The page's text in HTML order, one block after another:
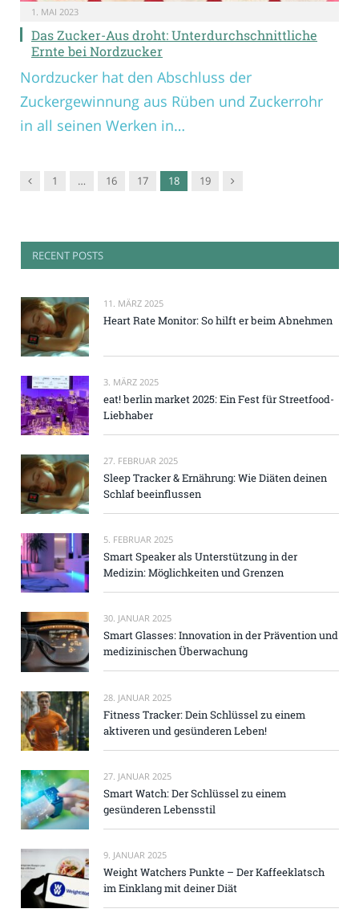
1. MAI 2023
Das Zucker-Aus droht: Unterdurchschnittliche
Ernte bei Nordzucker
Nordzucker hat den Abschluss der
Zuckergewinnung aus Rüben und Zuckerrohr
in all seinen Werken in…
Vorgänger
1 … 16 17 18 19 Nachfolger
RECENT POSTS
11. MÄRZ 2025
Heart Rate Monitor: So hilft er beim Abnehmen
3. MÄRZ 2025
eat! berlin market 2025: Ein Fest für Streetfood-
Liebhaber
27. FEBRUAR 2025
Sleep Tracker & Ernährung: Wie Diäten deinen
Schlaf beeinflussen
5. FEBRUAR 2025
Smart Speaker als Unterstützung in der
Medizin: Möglichkeiten und Grenzen
30. JANUAR 2025
Smart Glasses: Innovation in der Prävention und
medizinischen Überwachung
28. JANUAR 2025
Fitness Tracker: Dein Schlüssel zu einem
aktiveren und gesünderen Leben!
27. JANUAR 2025
Smart Watch: Der Schlüssel zu einem
gesünderen Lebensstil
9. JANUAR 2025
Weight Watchers Punkte – Der Kaffeeklatsch
im Einklang mit deiner Diät